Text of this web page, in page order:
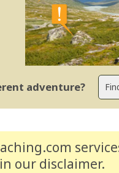
adventure?
in our disclaimer.